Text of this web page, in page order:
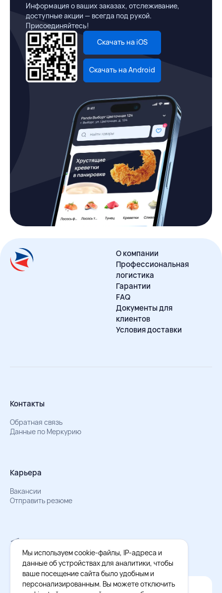
Информация о ваших заказах, отслеживание,
доступные акции — всегда под рукой.
Присоединяйтесь!
Скачать на iOS
Скачать на Android
О компании
Профессиональная
логистика
Гарантии
FAQ
Документы для
клиентов
Условия доставки
Контакты
Обратная связь
Данные по Меркурию
Карьера
Вакансии
Отправить резюме
Мы в Телеграм
Документы об обработке персональных данных
Охрана труда – результаты СОУТ
Официальное приложение Восток - Запад
Мы используем cookie-файлы, IP-адреса и
данные об устройствах для аналитики, чтобы
ваше посещение сайта было удобным и
персонализированным. Вы можете отключить